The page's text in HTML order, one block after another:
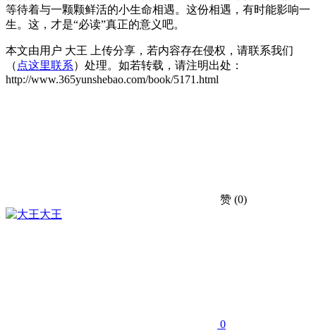
等待着与一颗颗鲜活的小生命相遇。这份相遇，有时能影响一
生。这，才是“必读”真正的意义吧。
本文由用户 大王 上传分享，若内容存在侵权，请联系我们
（ 点这里联系）处理。如若转载，请注明出处：
http://www.365yunshebao.com/book/5171.html
赞 (0)
大王
0